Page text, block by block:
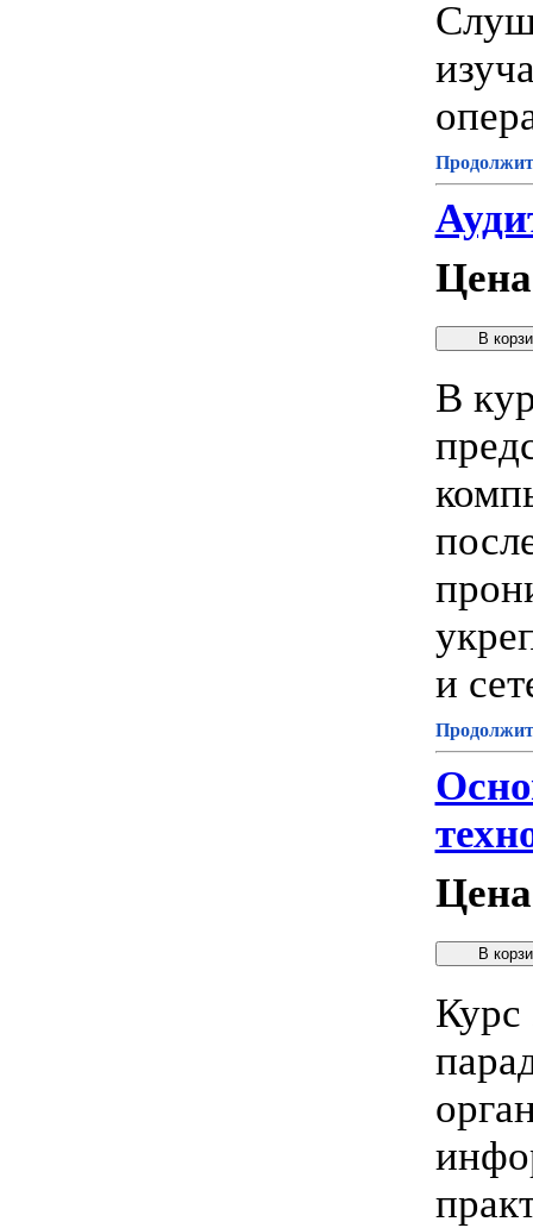
В
и
Курс